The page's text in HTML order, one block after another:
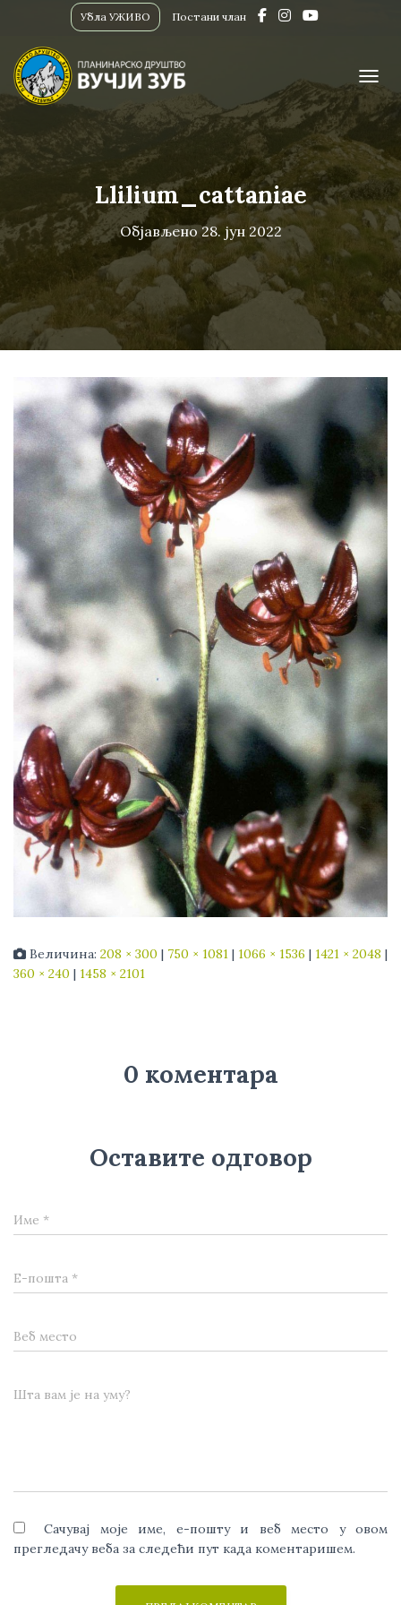
Убла УЖИВО Постани члан
Llilium_cattaniae
Објављено28. јун 2022
Величина: 208 × 300 | 750 × 1081 | 1066 × 1536 | 1421 × 2048 |
360 × 240 | 1458 × 2101
0 коментара
Оставите одговор
Име *
Е-пошта *
Веб место
Шта вам је на уму?
Сачувај моје име, е-пошту и веб место у овом
прегледачу веба за следећи пут када коментаришем.